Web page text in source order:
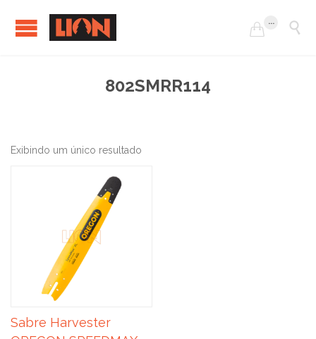

... 
802SMRR114
Exibindo um único resultado
Sabre Harvester